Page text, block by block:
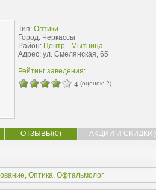
Тип: Оптики
Город: Черкассы
Район: Центр - Мытница
Адрес: ул. Смелянская, 65
Рейтинг заведения:
4 (оценок: 2)
ОТЗЫВЫ(0) АКЦИИ И
, Оптика, Офтальмолог